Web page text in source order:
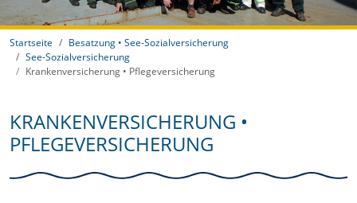
Startseite
Besatzung • See-Sozialversicherung
See-Sozialversicherung
Krankenversicherung • Pflegeversicherung
KRANKENVERSICHERUNG •
PFLEGEVERSICHERUNG